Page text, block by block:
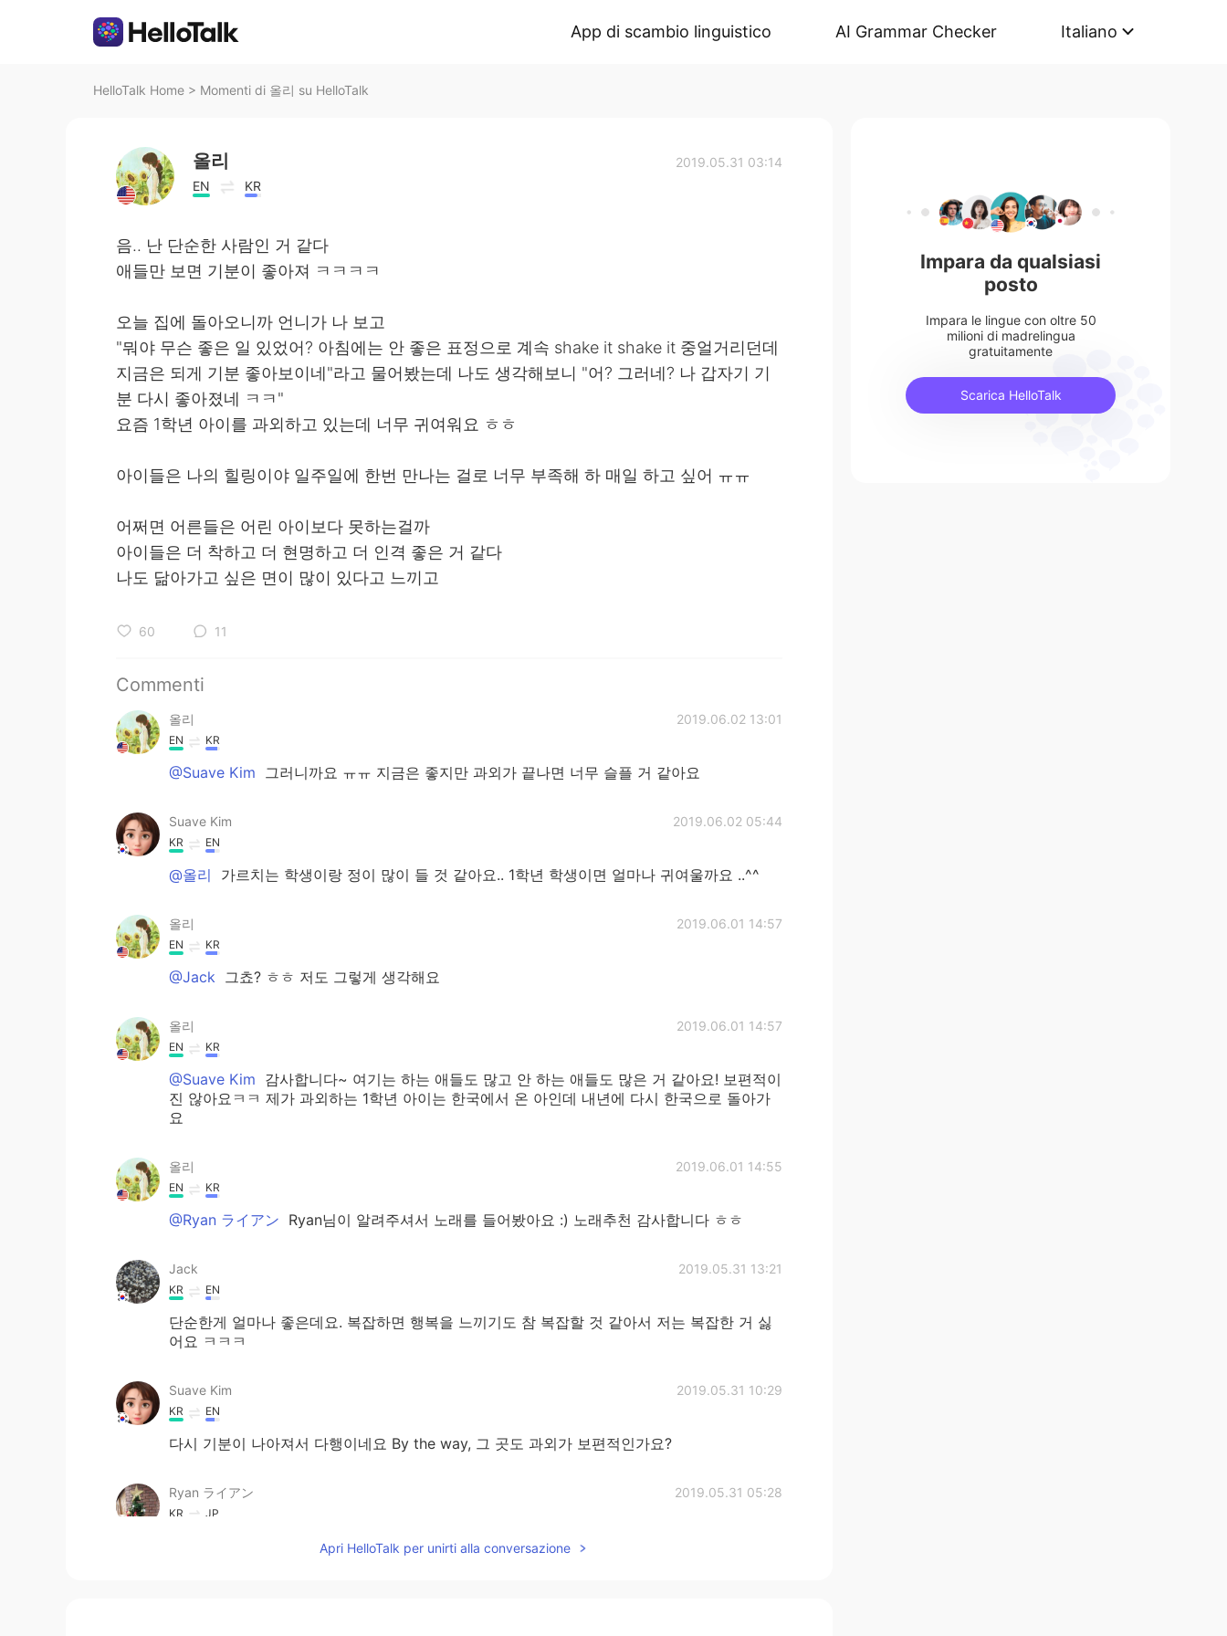
App di scambio linguistico AI Grammar Checker Italiano
HelloTalk Home > Momenti di 올리 su HelloTalk
올리
EN KR
2019.05.31 03:14
음.. 난 단순한 사람인 거 같다
애들만 보면 기분이 좋아져 ㅋㅋㅋㅋ
오늘 집에 돌아오니까 언니가 나 보고
"뭐야 무슨 좋은 일 있었어? 아침에는 안 좋은 표정으로 계속 shake it shake it 중얼거리던데
지금은 되게 기분 좋아보이네"라고 물어봤는데 나도 생각해보니 "어? 그러네? 나 갑자기 기
분 다시 좋아졌네 ㅋㅋ"
요즘 1학년 아이를 과외하고 있는데 너무 귀여워요 ㅎㅎ
아이들은 나의 힐링이야 일주일에 한번 만나는 걸로 너무 부족해 하 매일 하고 싶어 ㅠㅠ
어쩌면 어른들은 어린 아이보다 못하는걸까
아이들은 더 착하고 더 현명하고 더 인격 좋은 거 같다
나도 닮아가고 싶은 면이 많이 있다고 느끼고
60 11
Commenti
올리 2019.06.02 13:01
EN KR
@Suave Kim 그러니까요 ㅠㅠ 지금은 좋지만 과외가 끝나면 너무 슬플 거 같아요
Suave Kim 2019.06.02 05:44
KR EN
@올리 가르치는 학생이랑 정이 많이 들 것 같아요.. 1학년 학생이면 얼마나 귀여울까요 ..^^
올리 2019.06.01 14:57
EN KR
@Jack 그쵸? ㅎㅎ 저도 그렇게 생각해요
올리 2019.06.01 14:57
EN KR
@Suave Kim 감사합니다~ 여기는 하는 애들도 많고 안 하는 애들도 많은 거 같아요! 보편적이
진 않아요ㅋㅋ 제가 과외하는 1학년 아이는 한국에서 온 아인데 내년에 다시 한국으로 돌아가
요
올리 2019.06.01 14:55
EN KR
@Ryan ライアン Ryan님이 알려주셔서 노래를 들어봤아요 :) 노래추천 감사합니다 ㅎㅎ
Jack 2019.05.31 13:21
KR EN
단순한게 얼마나 좋은데요. 복잡하면 행복을 느끼기도 참 복잡할 것 같아서 저는 복잡한 거 싫
어요 ㅋㅋㅋ
Suave Kim 2019.05.31 10:29
KR EN
다시 기분이 나아져서 다행이네요 By the way, 그 곳도 과외가 보편적인가요?
Ryan ライアン 2019.05.31 05:28
KR JP
서태지와 아이들의 노래가 생각나요. "아이들의 눈으로" 올리비아님 글 보고 저도 그렇게 느낄
Apri HelloTalk per unirti alla conversazione
Impara da qualsiasi
posto
Impara le lingue con oltre 50
milioni di madrelingua
gratuitamente
Scarica HelloTalk